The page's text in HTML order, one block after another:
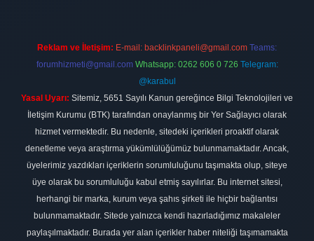
Reklam ve İletişim: E-mail: backlinkpaneli@gmail.com Teams:
forumhizmeti@gmail.com Whatsapp: 0262 606 0 726 Telegram:
@karabul
Yasal Uyarı: Sitemiz, 5651 Sayılı Kanun gereğince Bilgi Teknolojileri ve
İletişim Kurumu (BTK) tarafından onaylanmış bir Yer Sağlayıcı olarak
hizmet vermektedir. Bu nedenle, sitedeki içerikleri proaktif olarak
denetleme veya araştırma yükümlülüğümüz bulunmamaktadır. Ancak,
üyelerimiz yazdıkları içeriklerin sorumluluğunu taşımakta olup, siteye
üye olarak bu sorumluluğu kabul etmiş sayılırlar. Bu internet sitesi,
herhangi bir marka, kurum veya şahıs şirketi ile hiçbir bağlantısı
bulunmamaktadır. Sitede yalnızca kendi hazırladığımız makaleler
paylaşılmaktadır. Burada yer alan içerikler haber niteliği taşımamakta